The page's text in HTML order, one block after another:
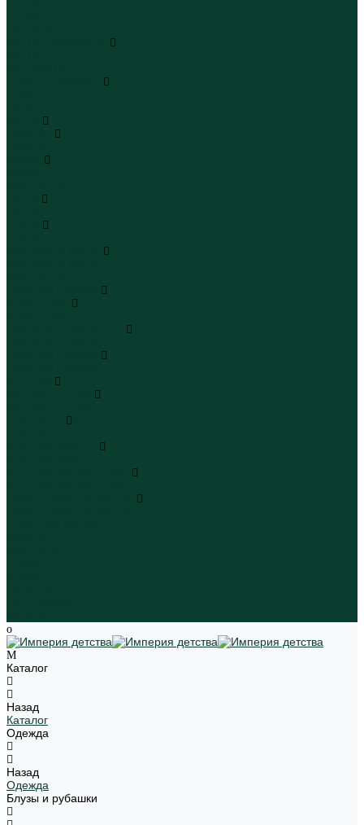
Каталог
Назад
Каталог
Одежда
Назад
Одежда
Блузы и рубашки